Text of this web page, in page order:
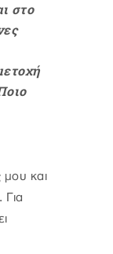
στο
μου και